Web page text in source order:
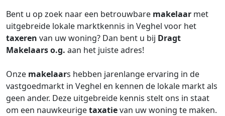
Bent u op zoek naar een betrouwbare makelaar met
uitgebreide lokale marktkennis in Veghel voor het
taxeren van uw woning? Dan bent u bij Dragt
Makelaars o.g. aan het juiste adres!
Onze makelaars hebben jarenlange ervaring in de
vastgoedmarkt in Veghel en kennen de lokale markt als
geen ander. Deze uitgebreide kennis stelt ons in staat
om een nauwkeurigetaxatievan uw woning te maken.